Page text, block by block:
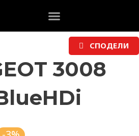
СПОДЕЛИ
3008